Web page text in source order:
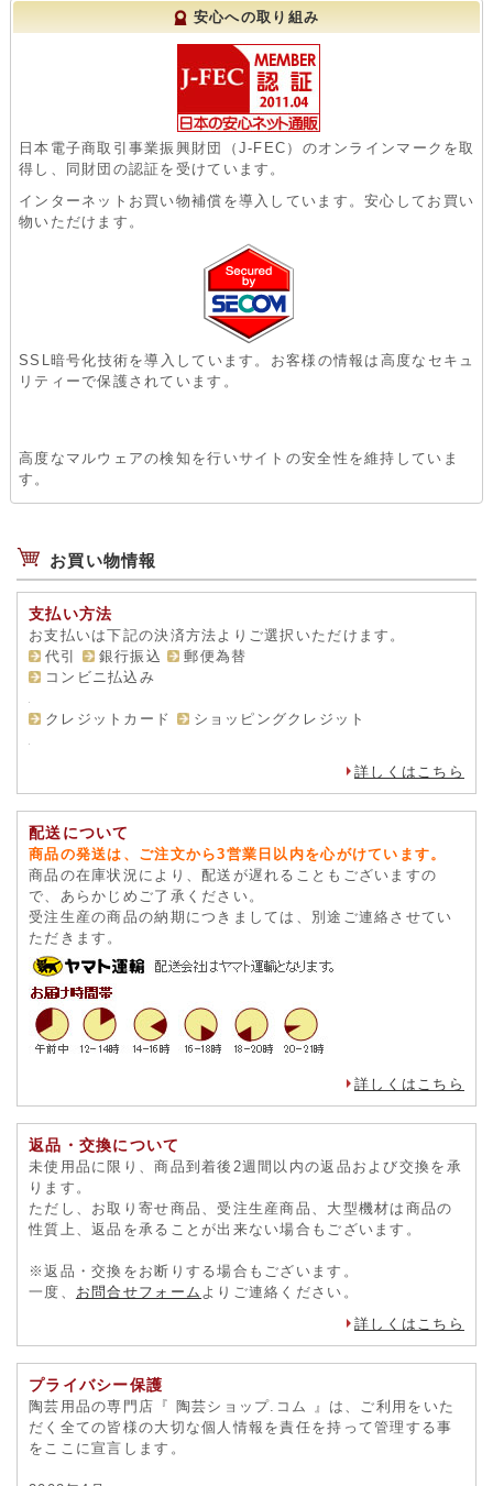
安心への取り組み
日本電子商取引事業振興財団（J-FEC）のオンラインマークを取
得し、同財団の認証を受けています。
インターネットお買い物補償を導入しています。安心してお買い
物いただけます。
SSL暗号化技術を導入しています。お客様の情報は高度なセキュ
リティーで保護されています。
高度なマルウェアの検知を行いサイトの安全性を維持していま
す。
お買い物情報
支払い方法
お支払いは下記の決済方法よりご選択いただけます。
代引
銀行振込
郵便為替
コンビニ払込み
クレジットカード ショッピングクレジット
詳しくはこちら
配送について
商品の発送は、ご注文から3営業日以内を心がけています。
商品の在庫状況により、配送が遅れることもございますの
で、あらかじめご了承ください。
受注生産の商品の納期につきましては、別途ご連絡させてい
ただきます。
詳しくはこちら
返品・交換について
未使用品に限り、商品到着後2週間以内の返品および交換を承
ります。
ただし、お取り寄せ商品、受注生産商品、大型機材は商品の
性質上、返品を承ることが出来ない場合もございます。
※返品・交換をお断りする場合もございます。
一度、 お問合せフォーム よりご連絡ください。
詳しくはこちら
プライバシー保護
陶芸用品の専門店『 陶芸ショップ.コム 』は、ご利用をいた
だく全ての皆様の大切な個人情報を責任を持って管理する事
をここに宣言します。